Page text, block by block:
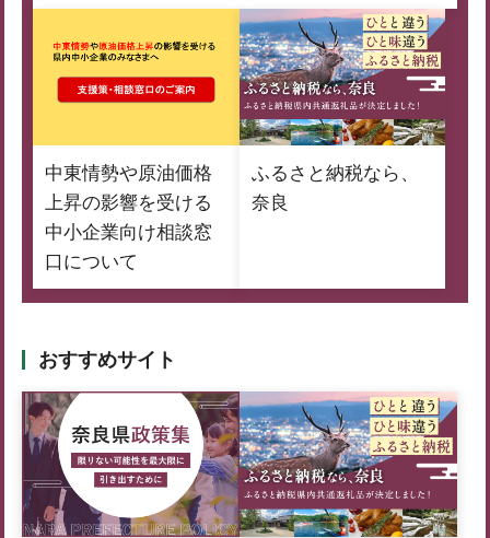
中東情勢や原油価格
上昇の影響を受ける
中小企業向け相談窓
口について
ふるさと納税なら、
奈良
おすすめサイト